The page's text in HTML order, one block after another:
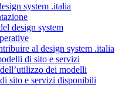
system .italia
design system
al design system .italia
di sito e servizi
dei modelli
sito e servizi disponibili